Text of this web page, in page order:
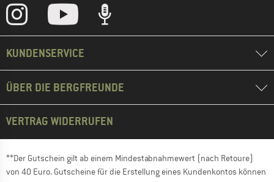
KUNDENSERVICE
ÜBER DIE BERGFREUNDE
VERTRAG WIDERRUFEN
**Der Gutschein gilt ab einem Mindestabnahmewert (nach Retoure)
von 40 Euro. Gutscheine für die Erstellung eines Kundenkontos können